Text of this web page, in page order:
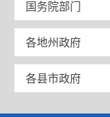
国务院部门
各地州政府
各县市政府